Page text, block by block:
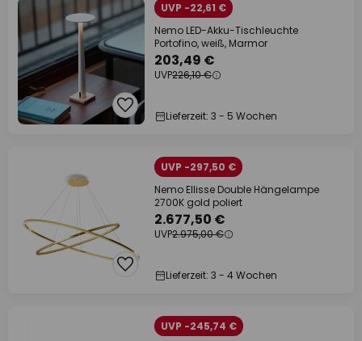
UVP -22,61 €
Nemo LED-Akku-Tischleuchte
Portofino, weiß, Marmor
203,49 €
UVP226,10 €
Lieferzeit: 3 - 5 Wochen
UVP -297,50 €
Nemo Ellisse Double Hängelampe
2700K gold poliert
2.677,50 €
UVP2.975,00 €
Lieferzeit: 3 - 4 Wochen
UVP -245,74 €